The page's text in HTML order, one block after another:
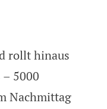
rollt hinaus
5000
Nachmittag